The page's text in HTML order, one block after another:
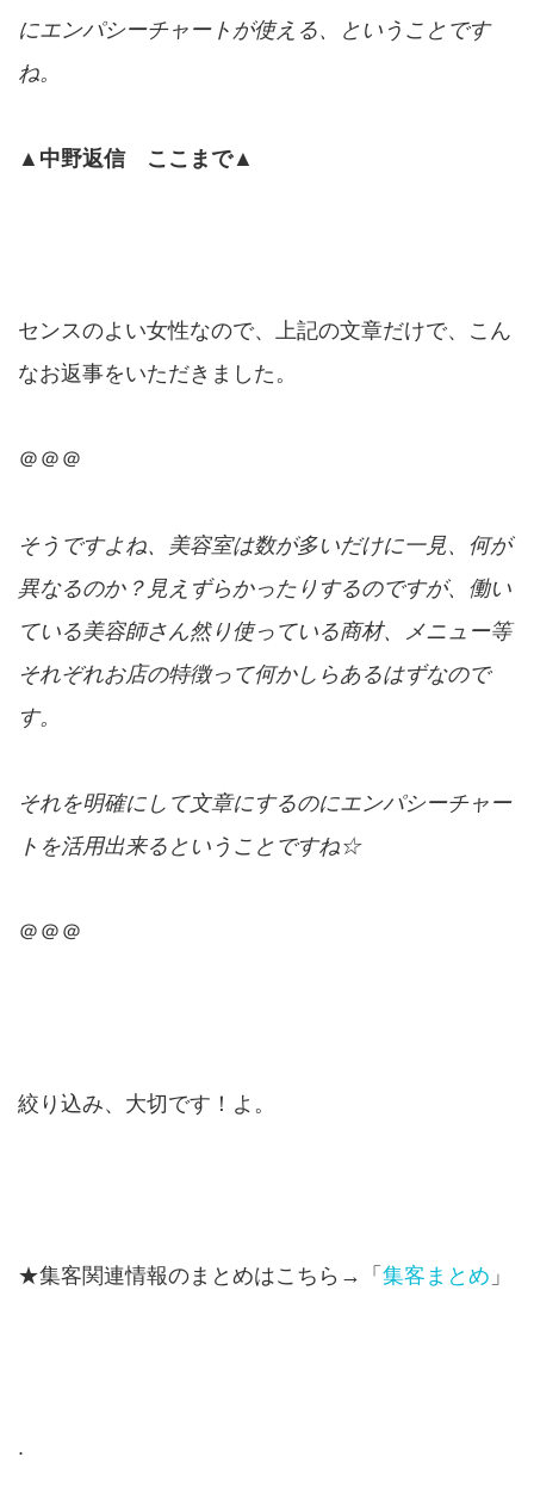
にエンパシーチャートが使える、ということです
ね。
▲中野返信 ここまで▲
センスのよい女性なので、上記の文章だけで、こん
なお返事をいただきました。
＠＠＠
そうですよね、美容室は数が多いだけに一見、何が
異なるのか？見えずらかったりするのですが、働い
ている美容師さん然り使っている商材、メニュー等
それぞれお店の特徴って何かしらあるはずなので
す。
それを明確にして文章にするのにエンパシーチャー
トを活用出来るということですね☆
＠＠＠
絞り込み、大切です！ よ。
★集客関連情報のまとめはこちら→「 集客まとめ 」
.